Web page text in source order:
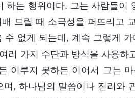
하는 행위이다. 그는 사람들이
드릴 때 소극성을 퍼뜨리고
없게 되는데, 계속 그렇게
러 가지 수단과 방식을 사용하
이루지 못하든 이어서 그는
, 하나님의 말씀이나 진리와